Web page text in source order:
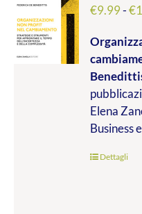
€9.99-€
Elena
Business
Dettagli